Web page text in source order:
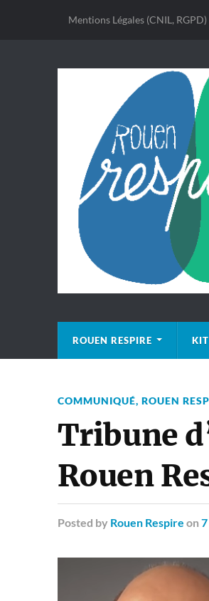
Mentions Légales (CNIL, RGPD)
ROUEN RESPIRE
COMMUNIQUÉ, ROUEN
Tribune
Rouen
Posted by Rouen Respire on